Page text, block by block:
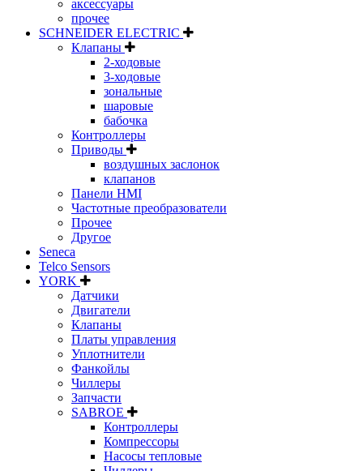
аксессуары
прочее
SCHNEIDER ELECTRIC
Клапаны
2-ходовые
3-ходовые
зональные
шаровые
бабочка
Контроллеры
Приводы
воздушных заслонок
клапанов
Панели HMI
Частотные преобразователи
Прочее
Другое
Seneca
Telco Sensors
YORK
Датчики
Двигатели
Клапаны
Платы управления
Уплотнители
Фанкойлы
Чиллеры
Запчасти
SABROE
Контроллеры
Компрессоры
Насосы тепловые